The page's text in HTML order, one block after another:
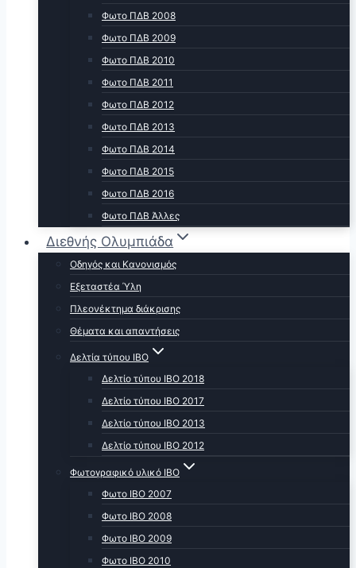
Φωτο ΠΔΒ 2008
Φωτο ΠΔΒ 2009
Φωτο ΠΔΒ 2010
Φωτο ΠΔΒ 2011
Φωτο ΠΔΒ 2012
Φωτο ΠΔΒ 2013
Φωτο ΠΔΒ 2014
Φωτο ΠΔΒ 2015
Φωτο ΠΔΒ 2016
Φωτο ΠΔΒ Άλλες
Διεθνής Ολυμπιάδα
Οδηγός και Κανονισμός
Εξεταστέα Ύλη
Πλεονέκτημα διάκρισης
Θέματα και απαντήσεις
Δελτία τύπου ΙΒΟ
Δελτίο τύπου ΙΒΟ 2018
Δελτίο τύπου ΙΒΟ 2017
Δελτίο τύπου ΙΒΟ 2013
Δελτίο τύπου ΙΒΟ 2012
Φωτογραφικό υλικό ΙΒΟ
Φωτο ΙΒΟ 2007
Φωτο IBO 2008
Φωτο ΙΒΟ 2009
Φωτο ΙΒΟ 2010